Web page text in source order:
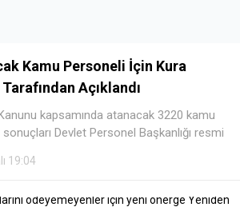
Kamu Personeli İçin Kura
Açıklandı
kapsamında atanacak 3220 kamu
Devlet Personel Başkanlığı resmi
19:04